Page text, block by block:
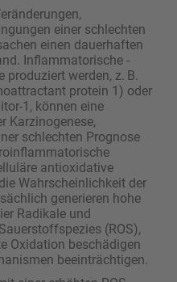
einer schlechten
einen dauerhaften
Inflammatorische
produziert werden, z. B.
protein 1) oder
1, können eine
Karzinogenese,
schlechten Prognose
antioxidative
Wahrscheinlichkeit der
generieren hohe
Radikale und
(ROS),
Oxidation beschädigen
beeinträchtigen.